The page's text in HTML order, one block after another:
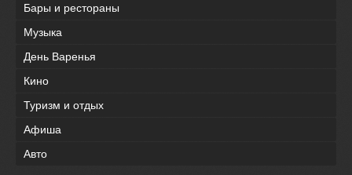
Бары и рестораны
Музыка
День Варенья
Кино
Туризм и отдых
Афиша
Авто